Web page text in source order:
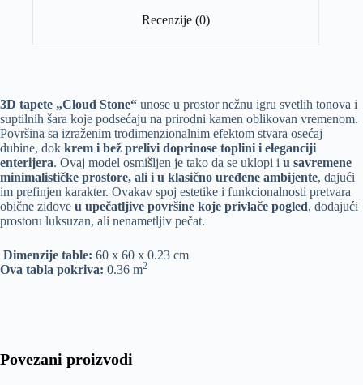
Recenzije (0)
3D tapete „Cloud Stone“ unose u prostor nežnu igru svetlih tonova i
suptilnih šara koje podsećaju na prirodni kamen oblikovan vremenom.
Površina sa izraženim trodimenzionalnim efektom stvara osećaj
dubine, dok krem i bež prelivi doprinose toplini i eleganciji
enterijera. Ovaj model osmišljen je tako da se uklopi i u savremene
minimalističke prostore, ali i u klasično uređene ambijente, dajući
im prefinjen karakter. Ovakav spoj estetike i funkcionalnosti pretvara
obične zidove u upečatljive površine koje privlače pogled, dodajući
prostoru luksuzan, ali nenametljiv pečat.
Dimenzije table: 60 x 60 x 0.23 cm
Ova tabla pokriva: 0.36 m2
Povezani proizvodi